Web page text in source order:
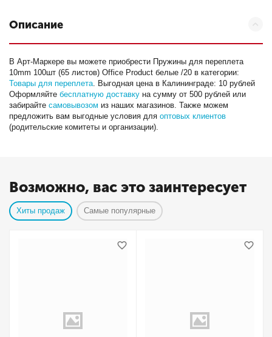
Описание
В Арт-Маркере вы можете приобрести Пружины для переплета
10mm 100шт (65 листов) Office Product белые /20 в категории:
Товары для переплета. Выгодная цена в Калининграде: 10 рублей
Оформляйтебесплатную доставку на сумму от 500 рублей или
забирайтесамовывозом из наших магазинов. Также можем
предложить вам выгодные условия дляоптовых клиентов
(родительские комитеты и организации).
Возможно, вас это заинтересует
Хиты продаж Самые популярные